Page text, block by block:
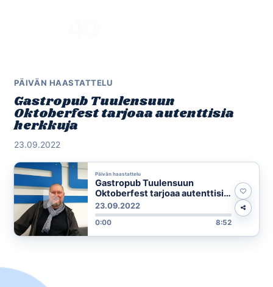
PÄIVÄN HAASTATTELU
Gastropub Tuulensuun
Oktoberfest tarjoaa autenttisia
herkkuja
23.09.2022
Päivän haastattelu
Gastropub Tuulensuun
Oktoberfest tarjoaa autenttisia
herkkuja
23.09.2022
0:00 8:52